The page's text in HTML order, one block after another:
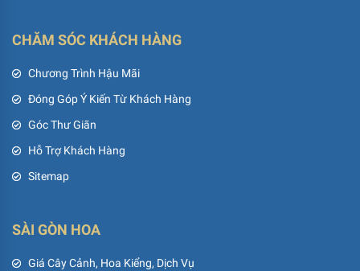
CHĂM SÓC KHÁCH HÀNG
Chương Trình Hậu Mãi
Đóng Góp Ý Kiến Từ Khách Hàng
Góc Thư Giãn
Hỗ Trợ Khách Hàng
Sitemap
SÀI GÒN HOA
Giá Cây Cảnh, Hoa Kiểng, Dịch Vụ